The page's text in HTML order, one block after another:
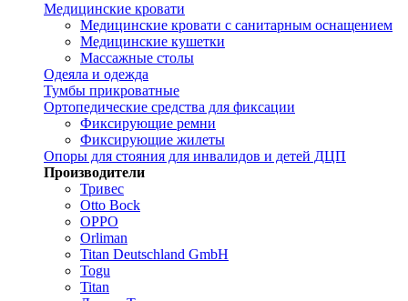
Медицинские кровати
Медицинские кровати с санитарным оснащением
Медицинские кушетки
Массажные столы
Одеяла и одежда
Тумбы прикроватные
Ортопедические средства для фиксации
Фиксирующие ремни
Фиксирующие жилеты
Опоры для стояния для инвалидов и детей ДЦП
Производители
Тривес
Otto Bock
OPPO
Orliman
Titan Deutschland GmbH
Togu
Titan